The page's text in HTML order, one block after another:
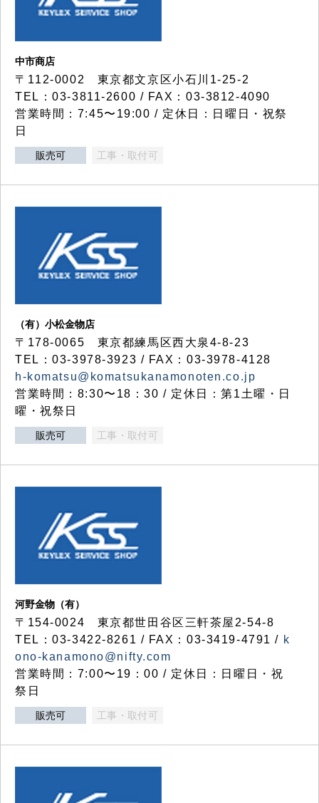
中市商店
〒112-0002 東京都文京区小石川1-25-2
TEL：03-3811-2600 / FAX：03-3812-4090
営業時間：7:45〜19:00 / 定休日：日曜日・祝祭
日
販売可 工事・取付可
（有）小松金物店
〒178-0065 東京都練馬区西大泉4-8-23
TEL：03-3978-3923 / FAX：03-3978-4128
h-komatsu@komatsukanamonoten.co.jp
営業時間：8:30〜18：30 / 定休日：第1土曜・日
曜・祝祭日
販売可 工事・取付可
河野金物（有）
〒154-0024 東京都世田谷区三軒茶屋2-54-8
TEL：03-3422-8261 / FAX：03-3419-4791 / k
ono-kanamono@nifty.com
営業時間：7:00〜19：00 / 定休日：日曜日・祝
祭日
販売可 工事・取付可